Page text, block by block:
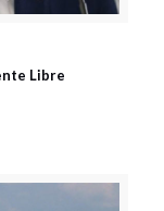
Libre